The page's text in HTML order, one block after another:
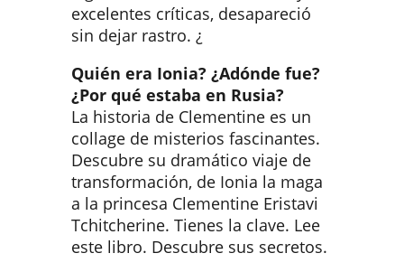
excelentes críticas, desapareció
sin dejar rastro. ¿
Quién era Ionia? ¿Adónde fue?
¿Por qué estaba en Rusia?
La historia de Clementine es un
collage de misterios fascinantes.
Descubre su dramático viaje de
transformación, de Ionia la maga
a la princesa Clementine Eristavi
Tchitcherine. Tienes la clave. Lee
este libro. Descubre sus secretos.